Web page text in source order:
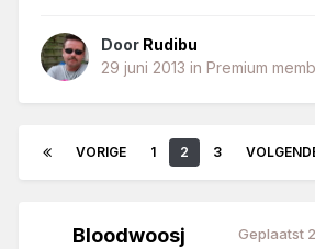
Door Rudibu
29 juni 2013 in Premium
VORIGE 1 2 3
Bloodwoosj Geplaatst